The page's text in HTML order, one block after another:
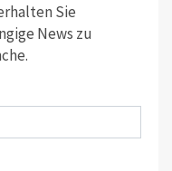
Sie
News zu